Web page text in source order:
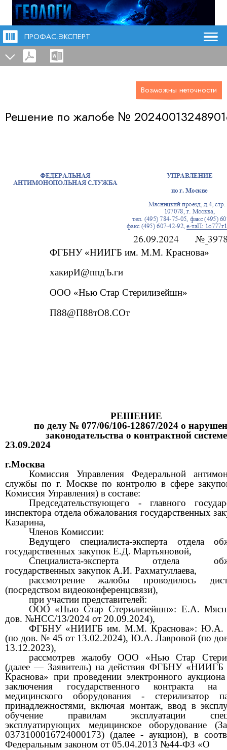
ПРОФАС.ЭКСПЕРТ
Возможны неточности
Решение по жалобе №
ФГБНУ «НИИГБ им. М.М. Краснова»
хакирИ@ппдЪ.ги
ООО «Нью Стар Стерилизейшн»
П88@П88тО8.СОт
РЕШЕНИЕ
по делу № 077/06/106-12867/2024 о
законодательства о контрактной системе
23.09.2024
г.Москва
Комиссия Управления Федеральной
службы по г. Москве по контролю в сфере
Комиссия Управления) в составе:
Председательствующего - главного
инспектора отдела обжалования государственных
Казарина,
Членов Комиссии:
Ведущего специалиста-эксперта отдела
государственных закупок Е.Д. Мартьяновой,
Специалиста-эксперта отдела
государственных закупок А.И. Рахматуллаева,
рассмотрение жалобы проводилось
(посредством видеоконференцсвязи),
при участии представителей:
ООО «Нью Стар Стерилизейшн»: Е.А.
дов. №НСС/13/2024 от 20.09.2024),
ФГБНУ «НИИГБ им. М.М. Краснова»: Ю.А.
(по дов. № 45 от 13.02.2024), Ю.А. Лавровой (по
13.12.2023),
рассмотрев жалобу ООО «Нью Стар
(далее — Заявитель) на действия ФГБНУ
Краснова» при проведении электронного
заключения государственного контракта на
медицинского оборудования - стерилизатор
принадлежностями, включая монтаж, ввод в
обучение правилам эксплуатации
эксплуатирующих медицинское оборудование
0373100016724000173) (далее - аукцион), в
Федеральным законом от 05.04.2013 №44-ФЗ «О